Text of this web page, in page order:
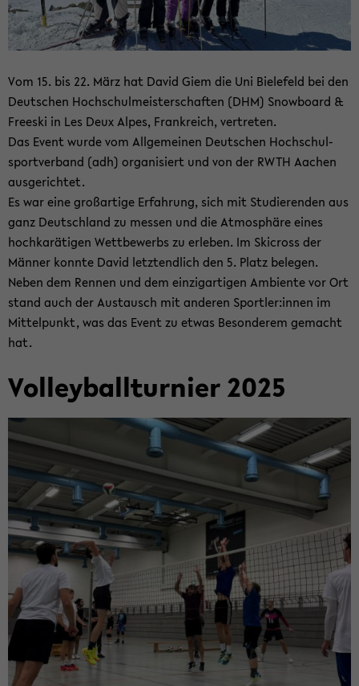
Vom 15. bis 22. März hat David Giem die Uni Bie­le­feld bei den
Deut­schen Hoch­schul­meis­ter­schaf­ten (DHM) Snow­board &
Free­ski in Les Deux Alpes, Frank­reich, ver­tre­ten.
Das Event wurde vom All­ge­mei­nen Deut­schen Hoch­schul­
sport­ver­band (adh) or­ga­ni­siert und von der RWTH Aa­chen
aus­ge­rich­tet.
Es war eine groß­ar­ti­ge Er­fah­rung, sich mit Stu­die­ren­den aus
ganz Deutsch­land zu mes­sen und die At­mo­sphä­re eines
hoch­ka­rä­ti­gen Wett­be­werbs zu er­le­ben. Im Ski­cross der
Män­ner konn­te David letzt­end­lich den 5. Platz be­le­gen.
Neben dem Ren­nen und dem ein­zig­ar­ti­gen Am­bi­en­te vor Ort
stand auch der Aus­tausch mit an­de­ren Sport­ler:innen im
Mit­tel­punkt, was das Event zu etwas Be­son­de­rem ge­macht
hat.
Vol­ley­ball­tur­nier 2025